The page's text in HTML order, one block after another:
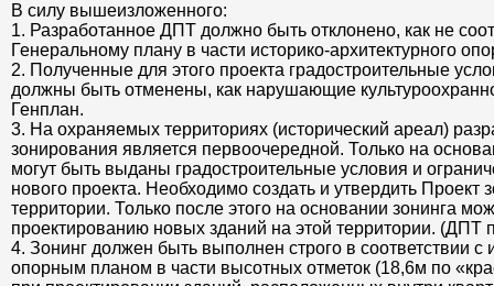
В силу вышеизложенного:
1. Разработанное ДПТ должно быть отклонено, как не
Генеральному плану в части историко-архитектурного
2. Полученные для этого проекта градостроительные
должны быть отменены, как нарушающие
Генплан.
3. На охраняемых территориях (исторический ареал)
зонирования является первоочередной. Только на
могут быть выданы градостроительные условия и
нового проекта. Необходимо создать и утвердить Проект
территории. Только после этого на основании зонинга
проектированию новых зданий на этой территории. (ДПТ
4. Зонинг должен быть выполнен строго в соответствии с
опорным планом в части высотных отметок (18,6м по